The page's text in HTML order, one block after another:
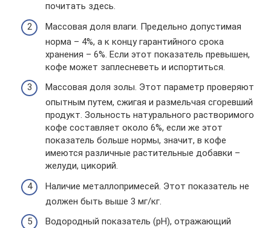
почитать здесь.
Массовая доля влаги. Предельно допустимая
норма – 4%, а к концу гарантийного срока
хранения – 6%. Если этот показатель превышен,
кофе может заплесневеть и испортиться.
Массовая доля золы. Этот параметр проверяют
опытным путем, сжигая и размельчая сгоревший
продукт. Зольность натурального растворимого
кофе составляет около 6%, если же этот
показатель больше нормы, значит, в кофе
имеются различные растительные добавки –
желуди, цикорий.
Наличие металлопримесей. Этот показатель не
должен быть выше 3 мг/кг.
Водородный показатель (pH), отражающий